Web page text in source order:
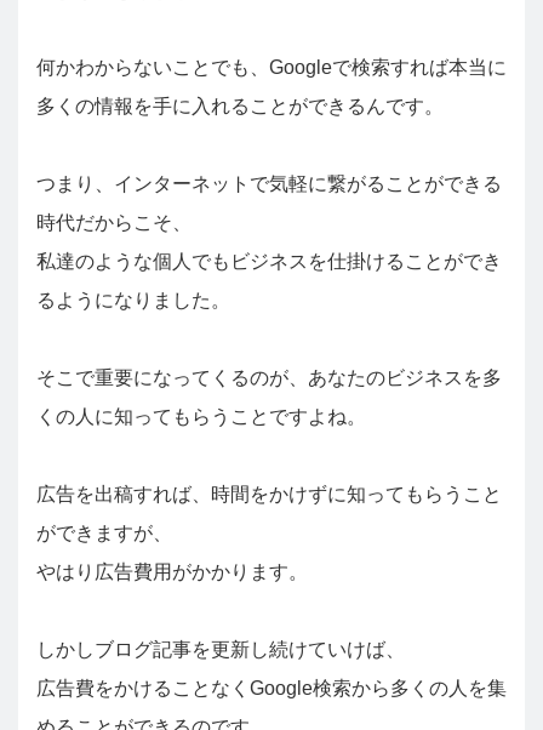
何かわからないことでも、Googleで検索すれば本当に
多くの情報を手に入れることができるんです。
つまり、インターネットで気軽に繋がることができる
時代だからこそ、
私達のような個人でもビジネスを仕掛けることができ
るようになりました。
そこで重要になってくるのが、あなたのビジネスを多
くの人に知ってもらうことですよね。
広告を出稿すれば、時間をかけずに知ってもらうこと
ができますが、
やはり広告費用がかかります。
しかしブログ記事を更新し続けていけば、
広告費をかけることなくGoogle検索から多くの人を集